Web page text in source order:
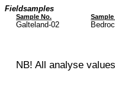
Fieldsamples
Sample No.
Galteland-02
NB! All analyse